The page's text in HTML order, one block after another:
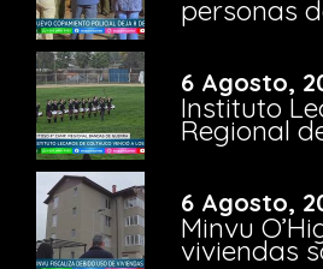
personas
6 Agosto,
Instituto
Regional
6 Agosto,
Minvu
viviendas